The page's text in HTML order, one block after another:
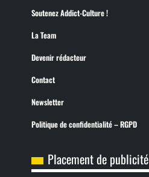
Soutenez Addict-Culture !
La Team
Devenir rédacteur
Contact
Newsletter
Politique de confidentialité – RGPD
Placement de publicité